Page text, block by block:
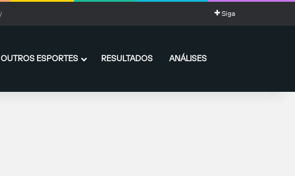
Siga
OUTROS ESPORTES RESULTADOS ANÁLISES